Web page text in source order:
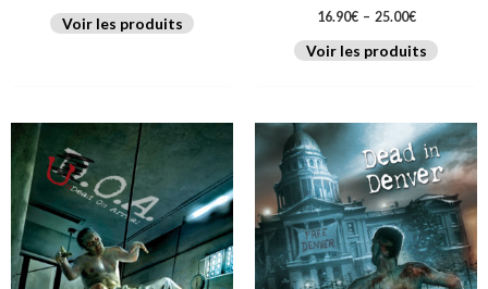
Voir les produits 16.90€ – 25.00€
Voir les produits
de
14.90€
22.00€
Plage
de
prix :
15.90€
à
24.00€